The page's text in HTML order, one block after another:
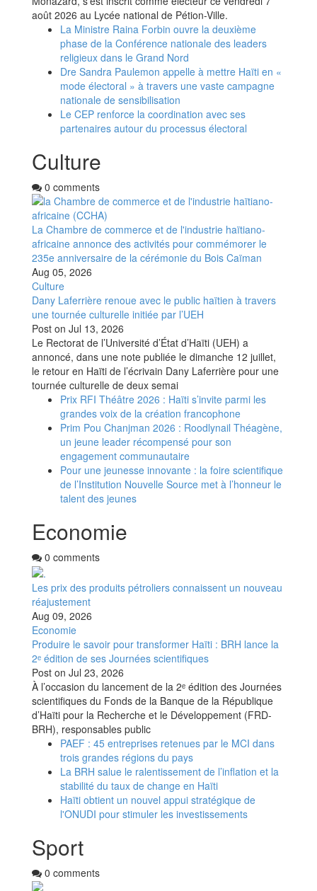
août 2026 au Lycée national de Pétion-Ville.
La Ministre Raina Forbin ouvre la deuxième
phase de la Conférence nationale des leaders
religieux dans le Grand Nord
Dre Sandra Paulemon appelle à mettre Haïti en «
mode électoral » à travers une vaste campagne
nationale de sensibilisation
Le CEP renforce la coordination avec ses
partenaires autour du processus électoral
Culture
0 comments
La Chambre de commerce et de l'industrie haïtiano-
africaine annonce des activités pour commémorer le
235e anniversaire de la cérémonie du Bois Caïman
Aug 05, 2026
Culture
Dany Laferrière renoue avec le public haïtien à travers
une tournée culturelle initiée par l’UEH
Post on Jul 13, 2026
Le Rectorat de l’Université d’État d’Haïti (UEH) a
annoncé, dans une note publiée le dimanche 12 juillet,
le retour en Haïti de l’écrivain Dany Laferrière pour une
tournée culturelle de deux semai
Prix RFI Théâtre 2026 : Haïti s’invite parmi les
grandes voix de la création francophone
Prim Pou Chanjman 2026 : Roodlynail Théagène,
un jeune leader récompensé pour son
engagement communautaire
Pour une jeunesse innovante : la foire scientifique
de l’Institution Nouvelle Source met à l’honneur le
talent des jeunes
Economie
0 comments
Les prix des produits pétroliers connaissent un nouveau
réajustement
Aug 09, 2026
Economie
Produire le savoir pour transformer Haïti : BRH lance la
2ᵉ édition de ses Journées scientifiques
Post on Jul 23, 2026
À l’occasion du lancement de la 2ᵉ édition des Journées
scientifiques du Fonds de la Banque de la République
d’Haïti pour la Recherche et le Développement (FRD-
BRH), responsables public
PAEF : 45 entreprises retenues par le MCI dans
trois grandes régions du pays
La BRH salue le ralentissement de l’inflation et la
stabilité du taux de change en Haïti
Haïti obtient un nouvel appui stratégique de
l'ONUDI pour stimuler les investissements
Sport
0 comments